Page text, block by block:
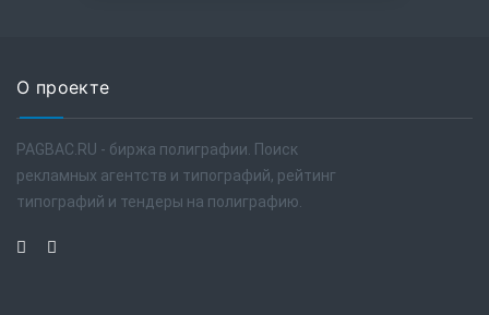
О проекте
PAGBAC.RU - биржа полиграфии. Поиск
рекламных агентств и типографий, рейтинг
типографий и тендеры на полиграфию.